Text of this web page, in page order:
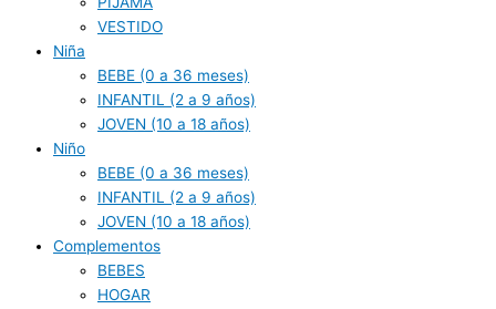
VESTIDO
Niña
BEBE (0 a 36 meses)
INFANTIL (2 a 9 años)
JOVEN (10 a 18 años)
Niño
BEBE (0 a 36 meses)
INFANTIL (2 a 9 años)
JOVEN (10 a 18 años)
Complementos
BEBES
HOGAR